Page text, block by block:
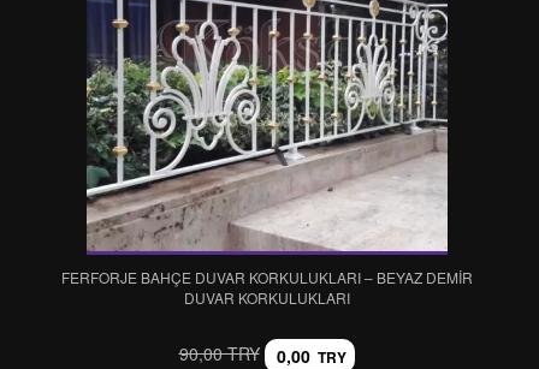
FERFORJE BAHÇE DUVAR KORKULUKLARI – BEYAZ DEMİR
DUVAR KORKULUKLARI
90,00 TRY 0,00 TRY